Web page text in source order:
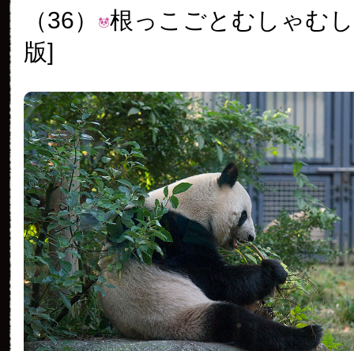
（36）
根っこごとむしゃむ
版]